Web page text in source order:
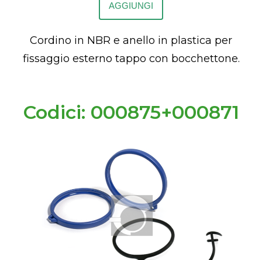
AGGIUNGI
Cordino in NBR e anello in plastica per
fissaggio esterno tappo con bocchettone.
Codici: 000875+000871